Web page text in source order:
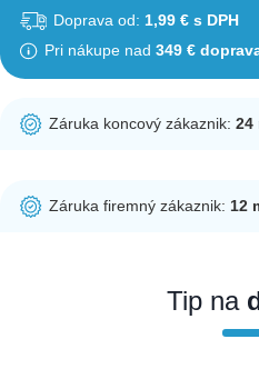
Doprava od:1,99 € s DPH
Pri nákupe nad 349 €
Záruka koncový zákaznik:24
potrebná registrácia
Záruka firemný zákaznik: 12
nakupovať ako firemný
registrovať. Registrácia podlieha
Tip na